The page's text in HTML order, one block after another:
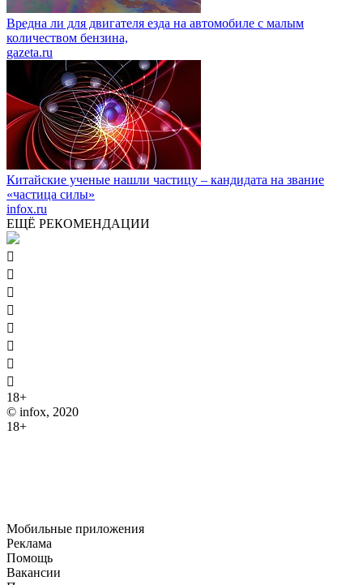
Вредна ли для двигателя езда на автомобиле с малым
количеством бензина,
gazeta.ru
Китайские ученые нашли частицу – кандидата на звание
«частица силы»
infox.ru
ЕЩЁ РЕКОМЕНДАЦИИ








18+
© infox, 2020
18+
Мобильные приложения
Реклама
Помощь
Вакансии